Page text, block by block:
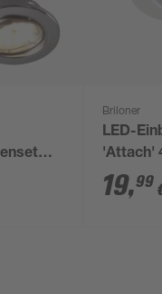
lm
cm 3
Briloner
LED-
'Attach'
19,99